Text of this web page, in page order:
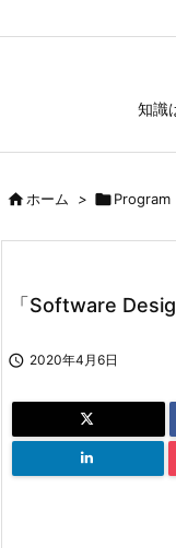
知識
ホーム > Program
「Software
 2020年4月6日